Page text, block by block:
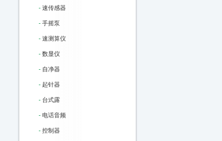
- 速传感器
- 手摇泵
- 速测算仪
- 数显仪
- 自净器
- 起针器
- 台式露
- 电话音频
- 控制器